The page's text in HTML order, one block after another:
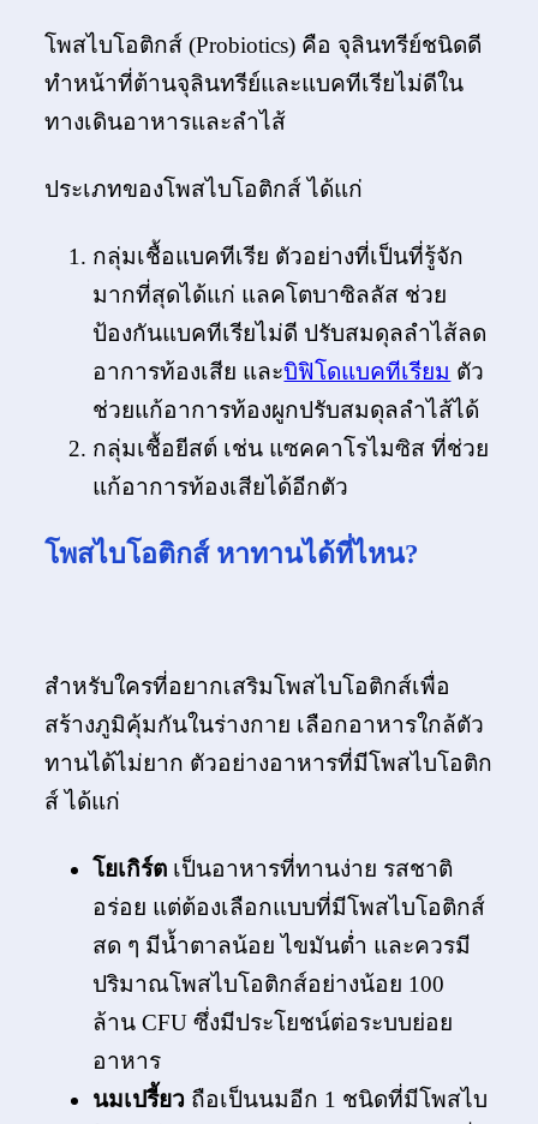
โพสไบโอติกส์ (Probiotics) คือ จุลินทรีย์ชนิดดี
ทำหน้าที่ต้านจุลินทรีย์และแบคทีเรียไม่ดีใน
ทางเดินอาหารและลำไส้
ประเภทของโพสไบโอติกส์ ได้แก่
กลุ่มเชื้อแบคทีเรีย ตัวอย่างที่เป็นที่รู้จัก
มากที่สุดได้แก่ แลคโตบาซิลลัส ช่วย
ป้องกันแบคทีเรียไม่ดี ปรับสมดุลลำไส้ลด
อาการท้องเสีย และบิฟิโดแบคทีเรียม ตัว
ช่วยแก้อาการท้องผูกปรับสมดุลลำไส้ได้
กลุ่มเชื้อยีสต์ เช่น แซคคาโรไมซิส ที่ช่วย
แก้อาการท้องเสียได้อีกตัว
โพสไบโอติกส์ หาทานได้ที่ไหน?
สำหรับใครที่อยากเสริมโพสไบโอติกส์เพื่อ
สร้างภูมิคุ้มกันในร่างกาย เลือกอาหารใกล้ตัว
ทานได้ไม่ยาก ตัวอย่างอาหารที่มีโพสไบโอติก
ส์ ได้แก่
โยเกิร์ต เป็นอาหารที่ทานง่าย รสชาติ
อร่อย แต่ต้องเลือกแบบที่มีโพสไบโอติกส์
สด ๆ มีน้ำตาลน้อย ไขมันต่ำ และควรมี
ปริมาณโพสไบโอติกส์อย่างน้อย 100
ล้าน CFU ซึ่งมีประโยชน์ต่อระบบย่อย
อาหาร
นมเปรี้ยว ถือเป็นนมอีก 1 ชนิดที่มีโพสไบ